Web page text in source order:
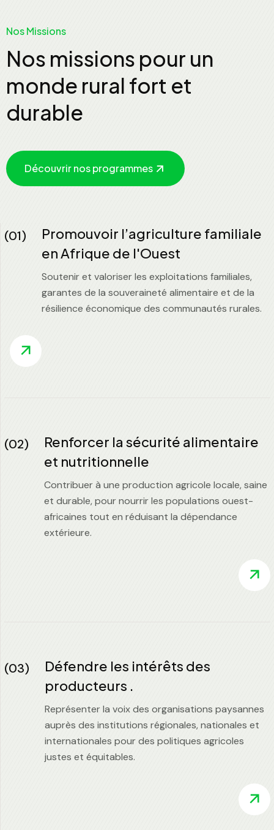
Nos Missions
Nos missions pour un
monde rural fort et
durable
Découvrir nos programmes
(01)
Promouvoir l’agriculture familiale
en Afrique de l'Ouest
Soutenir et valoriser les exploitations familiales,
garantes de la souveraineté alimentaire et de la
résilience économique des communautés rurales.
(02)
Renforcer la sécurité alimentaire
et nutritionnelle
Contribuer à une production agricole locale, saine
et durable, pour nourrir les populations ouest-
africaines tout en réduisant la dépendance
extérieure.
(03)
Défendre les intérêts des
producteurs .
Représenter la voix des organisations paysannes
auprès des institutions régionales, nationales et
internationales pour des politiques agricoles
justes et équitables.